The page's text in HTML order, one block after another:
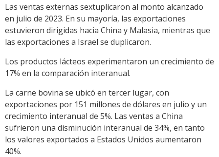
Las ventas externas sextuplicaron al monto alcanzado
en julio de 2023. En su mayoría, las exportaciones
estuvieron dirigidas hacia China y Malasia, mientras que
las exportaciones a Israel se duplicaron.
Los productos lácteos experimentaron un crecimiento de
17% en la comparación interanual.
La carne bovina se ubicó en tercer lugar, con
exportaciones por 151 millones de dólares en julio y un
crecimiento interanual de 5%. Las ventas a China
sufrieron una disminución interanual de 34%, en tanto
los valores exportados a Estados Unidos aumentaron
40%.